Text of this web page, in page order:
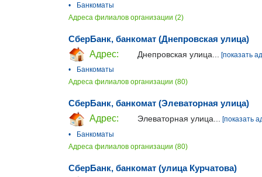
•
Банкоматы
Адреса филиалов организации (2)
СберБанк, банкомат (Днепровская улица)
Адрес:
Днепровская улица...
[показать
•
Банкоматы
Адреса филиалов организации (80)
СберБанк, банкомат (Элеваторная улица)
Адрес:
Элеваторная улица... [показать
•
Банкоматы
Адреса филиалов организации (80)
СберБанк, банкомат (улица Курчатова)